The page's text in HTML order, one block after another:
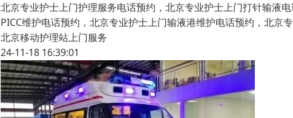
北京专业护士上门护理服务电话预约，北京专业护士上门打针输液
PICC维护电话预约，北京专业护士上门输液港维护电话预约，北
北京移动护理站上门服务
24-11-18 16:39:01